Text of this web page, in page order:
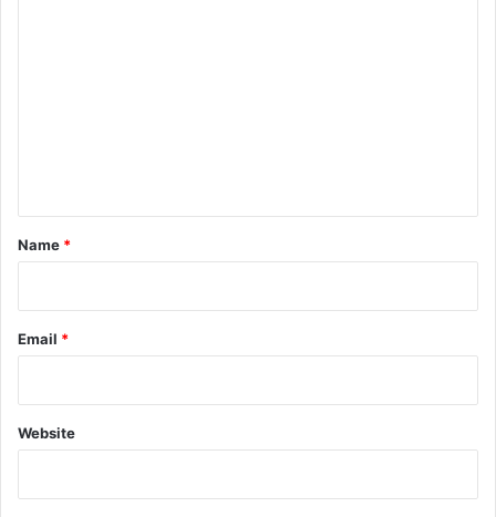
*
Name *
Email *
Website